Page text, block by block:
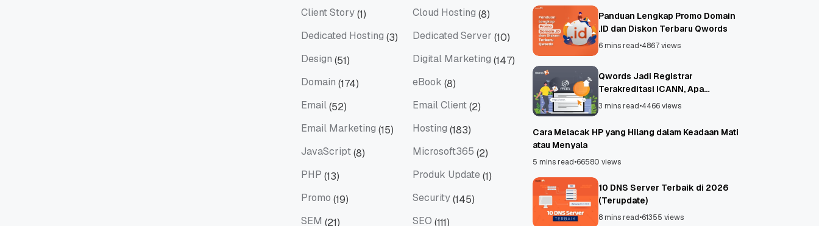
Client Story(1) Cloud Hosting (8)
Dedicated Hosting (3) Dedicated Server (10)
Design (51) Digital Marketing (147)
Domain (174) eBook (8)
Email(52) Email Client(2)
Email Marketing (15) Hosting (183)
JavaScript(8) Microsoft365 (2)
PHP (13) Produk Update (1)
Promo (19) Security(145)
SEM (21) SEO (111)
Panduan Lengkap Promo Domain
.ID dan Diskon Terbaru Qwords
6 mins read•4867 views
Qwords Jadi Registrar
Terakreditasi ICANN, Apa
Untungnya?
3 mins read•4466 views
Cara Melacak HP yang Hilang dalam Keadaan Mati
atau Menyala
5 mins read•66580 views
10 DNS Server Terbaik di 2026
(Terupdate)
8 mins read•61355 views